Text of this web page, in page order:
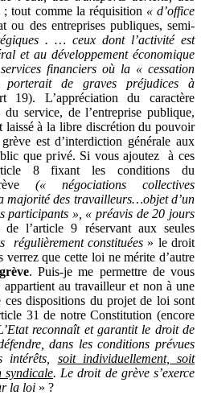
tout comme la réquisition « d’office
ou des entreprises publiques, semi-
. … ceux dont l’activité est
et au développement économique
financiers où la « cessation
de graves préjudices à
L’appréciation du caractère
service, de l’entreprise publique,
à la libre discrétion du pouvoir
est d’interdiction générale aux
que privé. Si vous ajoutez à ces
8 fixant les conditions du
(« négociations collectives
majorité des travailleurs…objet d’un
participants », « préavis de 20 jours
l’article 9 réservant aux seules
régulièrement constituées » le droit
verrez que cette loi ne mérite d’autre
. Puis-je me permettre de vous
au travailleur et non à une
dispositions du projet de loi sont
31 de notre Constitution (encore
reconnaît et garantit le droit de
dans les conditions prévues
intérêts, soit individuellement, soit
syndicale. Le droit de grève s’exerce
la loi » ?